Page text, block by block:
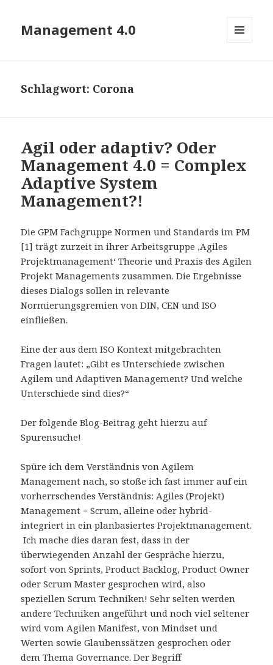
Management 4.0
Schlagwort: Corona
Agil oder adaptiv? Oder
Management 4.0 = Complex
Adaptive System
Management?!
Die GPM Fachgruppe Normen und Standards im PM
[1] trägt zurzeit in ihrer Arbeitsgruppe ‚Agiles
Projektmanagement‘ Theorie und Praxis des Agilen
Projekt Managements zusammen. Die Ergebnisse
dieses Dialogs sollen in relevante
Normierungsgremien von DIN, CEN und ISO
einfließen.
Eine der aus dem ISO Kontext mitgebrachten
Fragen lautet: „Gibt es Unterschiede zwischen
Agilem und Adaptiven Management? Und welche
Unterschiede sind dies?“
Der folgende Blog-Beitrag geht hierzu auf
Spurensuche!
Spüre ich dem Verständnis von Agilem
Management nach, so stoße ich fast immer auf ein
vorherrschendes Verständnis: Agiles (Projekt)
Management = Scrum, alleine oder hybrid-
integriert in ein planbasiertes Projektmanagement.
Ich mache dies daran fest, dass in der
überwiegenden Anzahl der Gespräche hierzu,
sofort von Sprints, Product Backlog, Product Owner
oder Scrum Master gesprochen wird, also
speziellen Scrum Techniken! Sehr selten werden
andere Techniken angeführt und noch viel seltener
wird vom Agilen Manifest, von Mindset und
Werten sowie Glaubenssätzen gesprochen oder
dem Thema Governance. Der Begriff